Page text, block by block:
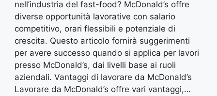
nell’industria del fast-food? McDonald’s offre
diverse opportunità lavorative con salario
competitivo, orari flessibili e potenziale di
crescita. Questo articolo fornirà suggerimenti
per avere successo quando si applica per lavori
presso McDonald’s, dai livelli base ai ruoli
aziendali. Vantaggi di lavorare da McDonald’s
Lavorare da McDonald’s offre vari vantaggi,…